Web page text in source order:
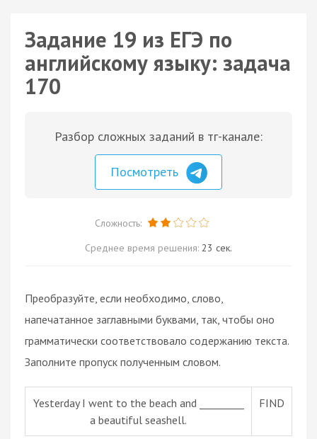
Задание 19 из ЕГЭ по
английскому языку: задача
170
Разбор сложных заданий в тг-канале:
Посмотреть
Сложность:
Среднее время решения: 23 сек.
Преобразуйте, если необходимо, слово,
напечатанное заглавными буквами, так, чтобы оно
грамматически соответствовало содержанию текста.
Заполните пропуск полученным словом.
Yesterday I went to the beach and _________
a beautiful seashell.
FIND